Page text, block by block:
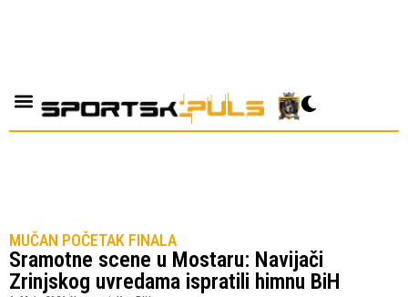
MUČAN POČETAK FINALA
Sramotne scene u Mostaru: Navijači
Zrinjskog uvredama ispratili himnu BiH